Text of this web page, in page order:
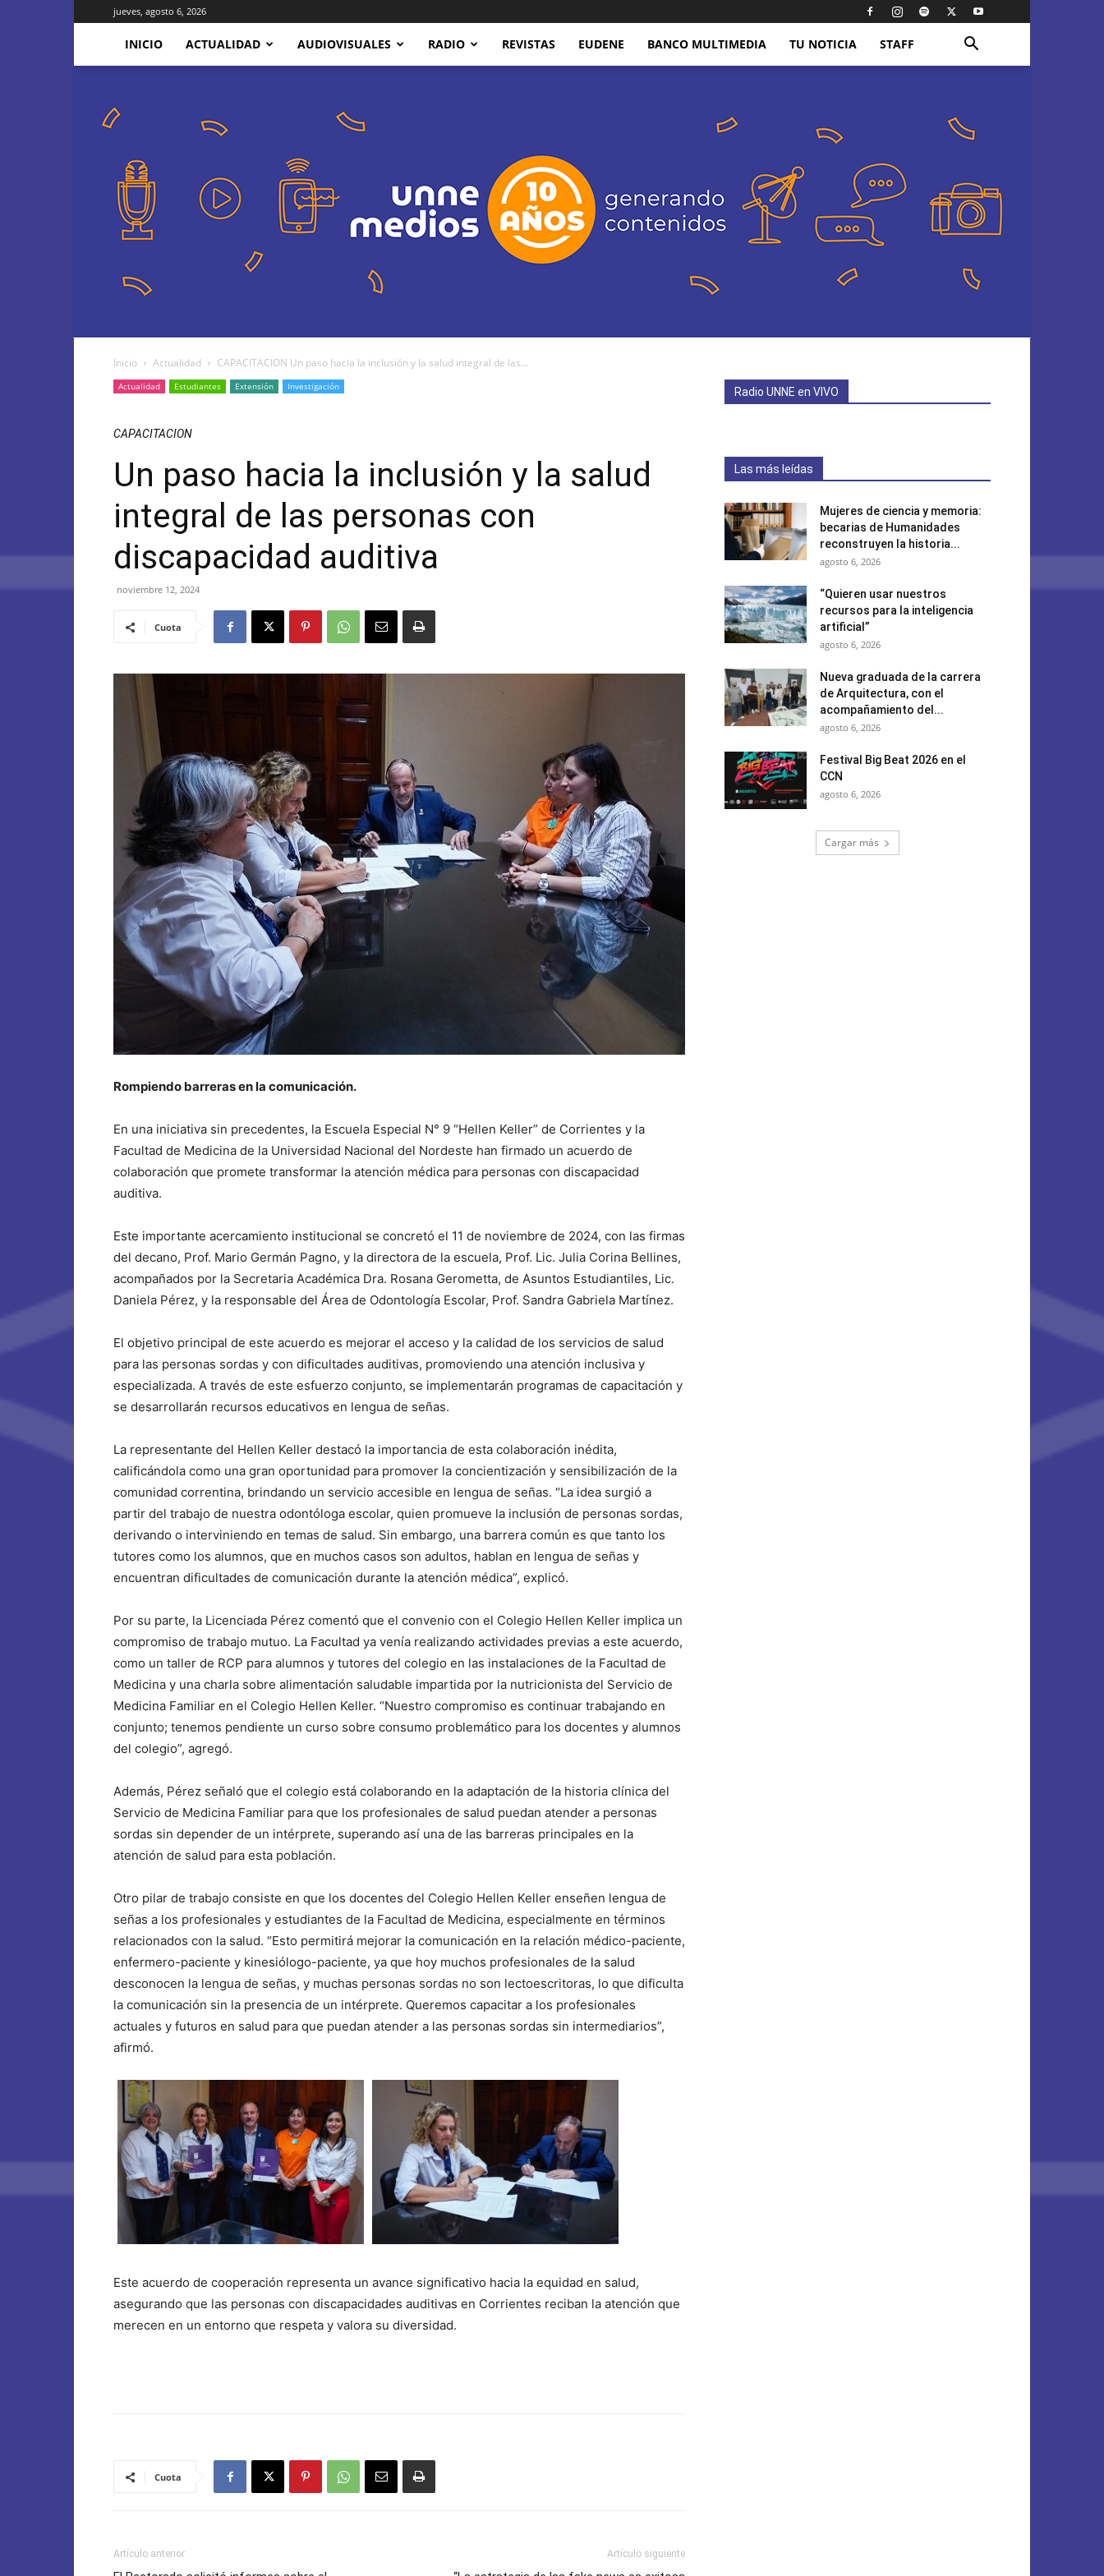
jueves, agosto 6, 2026
INICIO ACTUALIDAD AUDIOVISUALES RADIO REVISTAS EUDENE BANCO MULTIMEDIA TU NOTICIA STAFF
Inicio Actualidad CAPACITACION Un paso hacia la inclusión y la salud integral de las...
Actualidad Estudiantes Extensión Investigación
CAPACITACION
Un paso hacia la inclusión y la salud
integral de las personas con
discapacidad auditiva
noviembre 12, 2024
Cuota
Rompiendo barreras en la comunicación.
En una iniciativa sin precedentes, la Escuela Especial N° 9 “Hellen Keller” de Corrientes y la
Facultad de Medicina de la Universidad Nacional del Nordeste han firmado un acuerdo de
colaboración que promete transformar la atención médica para personas con discapacidad
auditiva.
Este importante acercamiento institucional se concretó el 11 de noviembre de 2024, con las firmas
del decano, Prof. Mario Germán Pagno, y la directora de la escuela, Prof. Lic. Julia Corina Bellines,
acompañados por la Secretaria Académica Dra. Rosana Gerometta, de Asuntos Estudiantiles, Lic.
Daniela Pérez, y la responsable del Área de Odontología Escolar, Prof. Sandra Gabriela Martínez.
El objetivo principal de este acuerdo es mejorar el acceso y la calidad de los servicios de salud
para las personas sordas y con dificultades auditivas, promoviendo una atención inclusiva y
especializada. A través de este esfuerzo conjunto, se implementarán programas de capacitación y
se desarrollarán recursos educativos en lengua de señas.
La representante del Hellen Keller destacó la importancia de esta colaboración inédita,
calificándola como una gran oportunidad para promover la concientización y sensibilización de la
comunidad correntina, brindando un servicio accesible en lengua de señas. “La idea surgió a
partir del trabajo de nuestra odontóloga escolar, quien promueve la inclusión de personas sordas,
derivando o interviniendo en temas de salud. Sin embargo, una barrera común es que tanto los
tutores como los alumnos, que en muchos casos son adultos, hablan en lengua de señas y
encuentran dificultades de comunicación durante la atención médica”, explicó.
Por su parte, la Licenciada Pérez comentó que el convenio con el Colegio Hellen Keller implica un
compromiso de trabajo mutuo. La Facultad ya venía realizando actividades previas a este acuerdo,
como un taller de RCP para alumnos y tutores del colegio en las instalaciones de la Facultad de
Medicina y una charla sobre alimentación saludable impartida por la nutricionista del Servicio de
Medicina Familiar en el Colegio Hellen Keller. “Nuestro compromiso es continuar trabajando en
conjunto; tenemos pendiente un curso sobre consumo problemático para los docentes y alumnos
del colegio”, agregó.
Además, Pérez señaló que el colegio está colaborando en la adaptación de la historia clínica del
Servicio de Medicina Familiar para que los profesionales de salud puedan atender a personas
sordas sin depender de un intérprete, superando así una de las barreras principales en la
atención de salud para esta población.
Otro pilar de trabajo consiste en que los docentes del Colegio Hellen Keller enseñen lengua de
señas a los profesionales y estudiantes de la Facultad de Medicina, especialmente en términos
relacionados con la salud. “Esto permitirá mejorar la comunicación en la relación médico-paciente,
enfermero-paciente y kinesiólogo-paciente, ya que hoy muchos profesionales de la salud
desconocen la lengua de señas, y muchas personas sordas no son lectoescritoras, lo que dificulta
la comunicación sin la presencia de un intérprete. Queremos capacitar a los profesionales
actuales y futuros en salud para que puedan atender a las personas sordas sin intermediarios”,
afirmó.
Este acuerdo de cooperación representa un avance significativo hacia la equidad en salud,
asegurando que las personas con discapacidades auditivas en Corrientes reciban la atención que
merecen en un entorno que respeta y valora su diversidad.
Cuota
Artículo anterior Artículo siguiente
Radio UNNE en VIVO
Las más leídas
Mujeres de ciencia y memoria:
becarias de Humanidades
reconstruyen la historia...
agosto 6, 2026
“Quieren usar nuestros
recursos para la inteligencia
artificial”
agosto 6, 2026
Nueva graduada de la carrera
de Arquitectura, con el
acompañamiento del...
agosto 6, 2026
Festival Big Beat 2026 en el
CCN
agosto 6, 2026
Cargar más